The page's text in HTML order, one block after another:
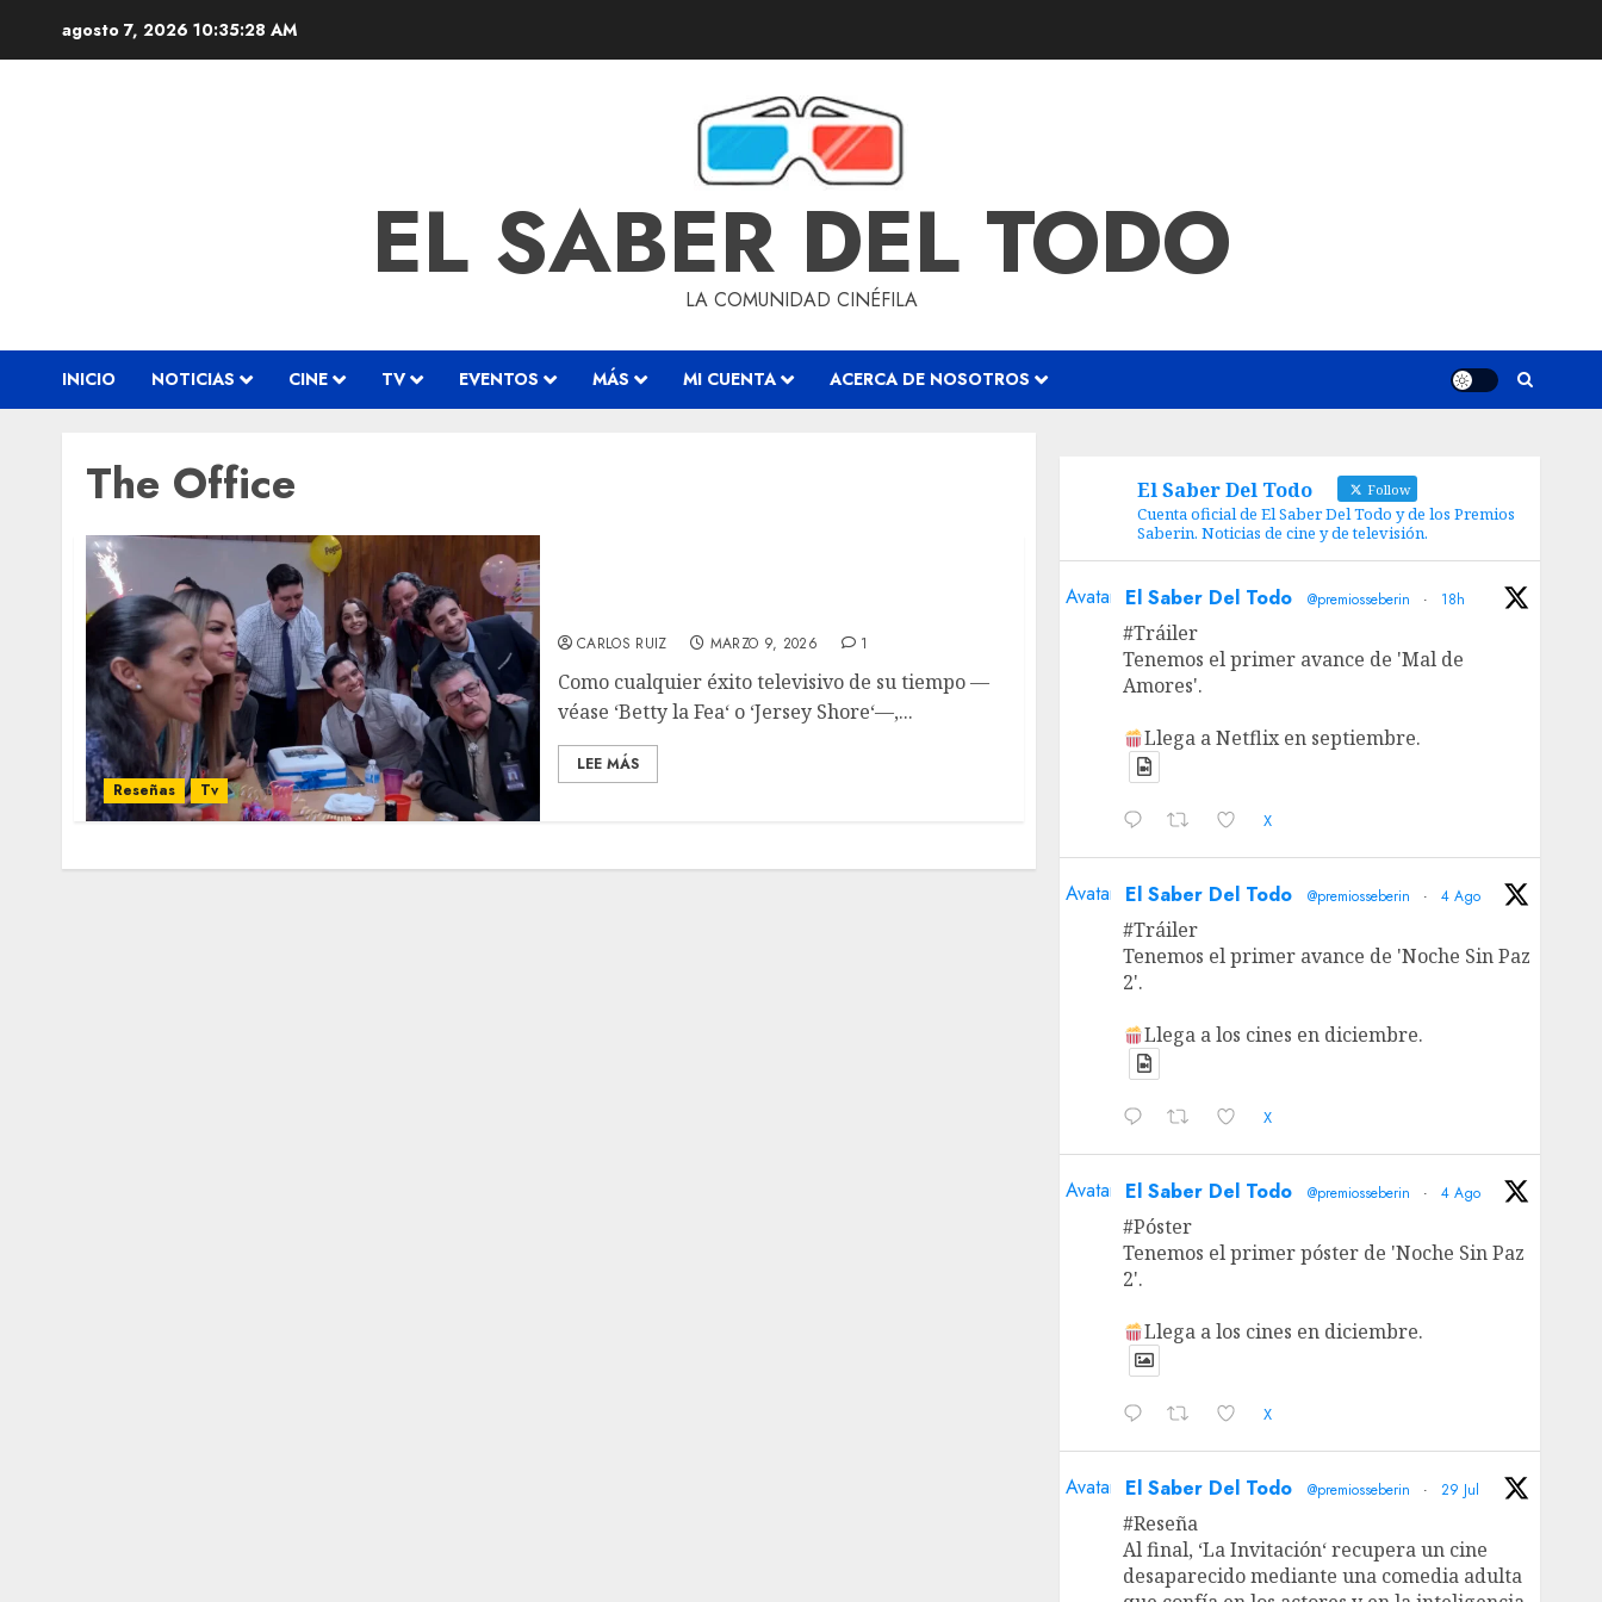
agosto 7, 2026 10:35:28 AM
EL SABER DEL TODO
LA COMUNIDAD CINÉFILA
INICIO NOTICIAS CINE TV EVENTOS MÁS MI CUENTA ACERCA DE NOSOTROS
The Office
Reseñas Tv
CARLOS RUIZ MARZO 9, 2026 1
Como cualquier éxito televisivo de su tiempo —
véase ‘Betty la Fea‘ o ‘Jersey Shore‘—,...
LEE MÁS
El Saber Del Todo Follow
Cuenta oficial de El Saber Del Todo y de los Premios
Saberin. Noticias de cine y de televisión.
Avatar El Saber Del Todo @premiosseberin · 18h
#Tráiler
Tenemos el primer avance de 'Mal de
Amores'.
Llega a Netflix en septiembre.
X
Avatar El Saber Del Todo @premiosseberin · 4 Ago
#Tráiler
Tenemos el primer avance de 'Noche Sin Paz
2'.
Llega a los cines en diciembre.
X
Avatar El Saber Del Todo @premiosseberin · 4 Ago
#Póster
Tenemos el primer póster de 'Noche Sin Paz
2'.
Llega a los cines en diciembre.
X
Avatar El Saber Del Todo @premiosseberin · 29 Jul
#Reseña
Al final, ‘La Invitación‘ recupera un cine
desaparecido mediante una comedia adulta